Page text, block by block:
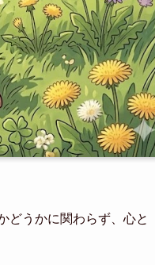
どうかに関わらず、心と